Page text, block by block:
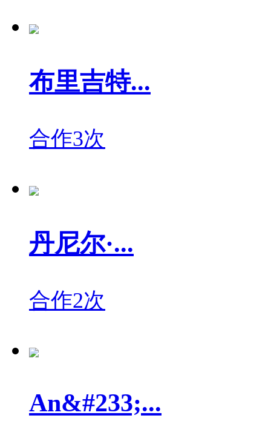
布里吉特...
合作3次
丹尼尔·...
合作2次
An&#233;...